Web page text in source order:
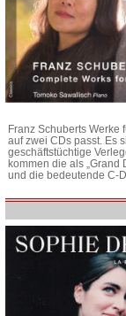
Franz Schuberts Werke
auf zwei CDs passt. Es
geschäftstüchtige
kommen die als „Grand
und die bedeutende C-